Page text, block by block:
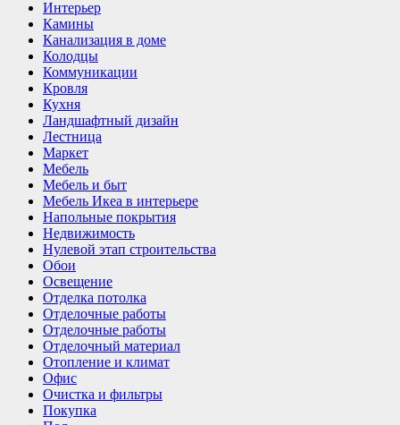
Интерьер
Камины
Канализация в доме
Колодцы
Коммуникации
Кровля
Кухня
Ландшафтный дизайн
Лестница
Маркет
Мебель
Мебель и быт
Мебель Икеа в интерьере
Напольные покрытия
Недвижимость
Нулевой этап строительства
Обои
Освещение
Отделка потолка
Отделочные работы
Отделочные работы
Отделочный материал
Отопление и климат
Офис
Очистка и фильтры
Покупка